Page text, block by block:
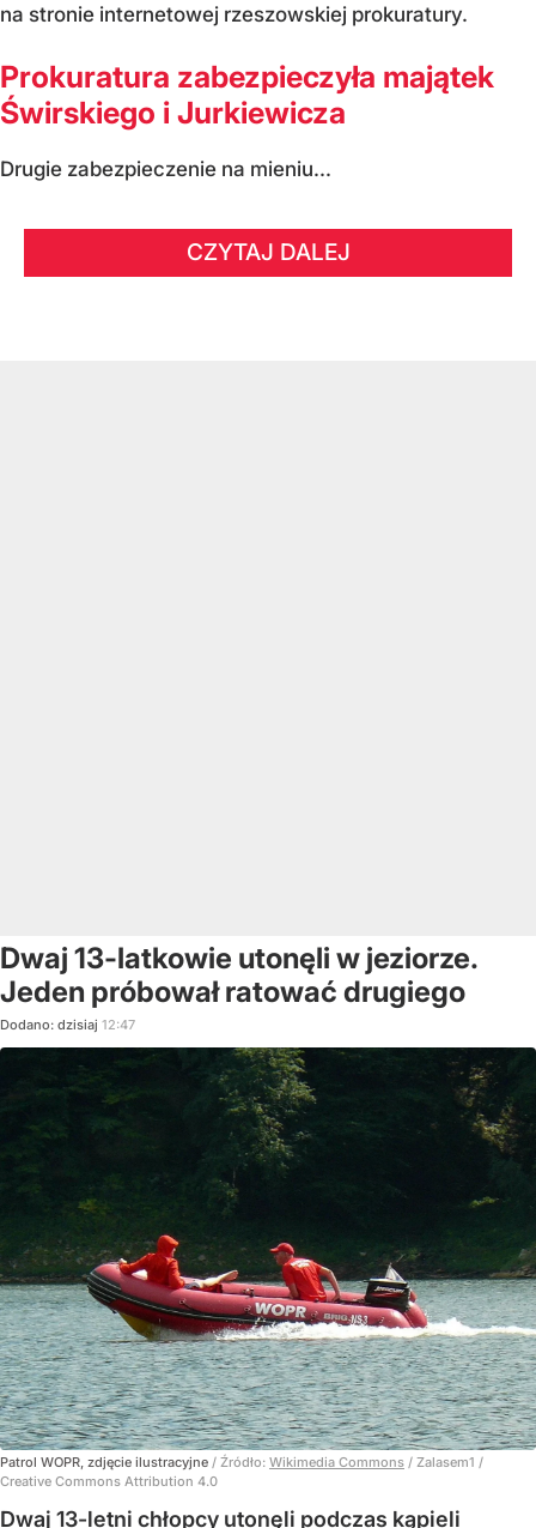
na stronie internetowej rzeszowskiej prokuratury.
Prokuratura zabezpieczyła majątek
Świrskiego i Jurkiewicza
Drugie zabezpieczenie na mieniu...
CZYTAJ DALEJ
Dwaj 13-latkowie utonęli w jeziorze.
Jeden próbował ratować drugiego
Dodano: dzisiaj 12:47
Patrol WOPR, zdjęcie ilustracyjne / Źródło: Wikimedia Commons / Zalasem1 /
Creative Commons Attribution 4.0
Dwaj 13-letni chłopcy utonęli podczas kąpieli